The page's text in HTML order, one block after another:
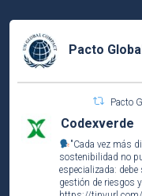
Pacto
Pacto
Codexverde
"Cada vez más
sostenibilidad no
especializada: debe
gestión de riesgos